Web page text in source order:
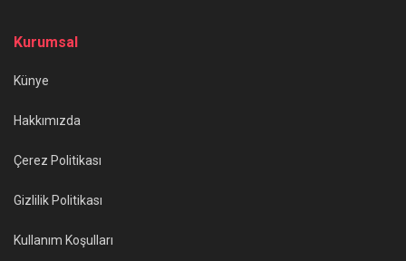
Kurumsal
Künye
Hakkımızda
Çerez Politikası
Gizlilik Politikası
Kullanım Koşulları